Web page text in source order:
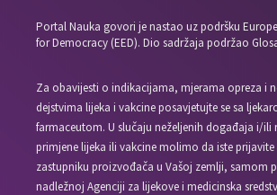
Portal Nauka govori je nastao uz podršku
for Democracy (EED). Dio sadržaja podržao
Za obavijesti o indikacijama, mjerama opreza i
dejstvima lijeka i vakcine posavjetujte se sa
farmaceutom. U slučaju neželjenih događaja i/ili
primjene lijeka ili vakcine molimo da iste
zastupniku proizvođača u Vašoj zemlji, samom
nadležnoj Agenciji za lijekove i medicinska